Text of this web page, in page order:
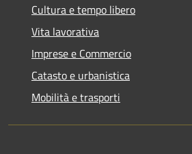
Cultura e tempo libero
Vita lavorativa
Imprese e Commercio
Catasto e urbanistica
Mobilità e trasporti